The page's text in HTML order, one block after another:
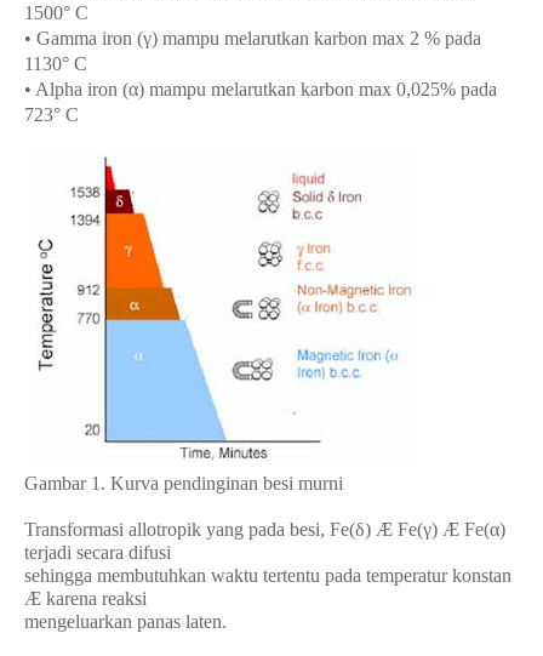
1500° C
• Gamma iron (γ) mampu melarutkan karbon max 2 % pada
1130° C
• Alpha iron (α) mampu melarutkan karbon max 0,025% pada
723° C
Gambar 1. Kurva pendinginan besi murni
Transformasi allotropik yang pada besi, Fe(δ) Æ Fe(γ) Æ Fe(α)
terjadi secara difusi
sehingga membutuhkan waktu tertentu pada temperatur konstan
Æ karena reaksi
mengeluarkan panas laten.